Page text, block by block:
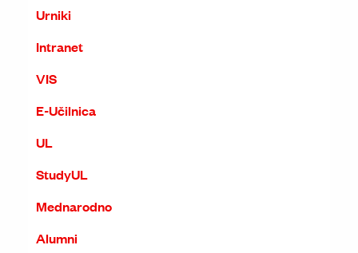
Urniki
Intranet
VIS
E-Učilnica
UL
StudyUL
Mednarodno
Alumni